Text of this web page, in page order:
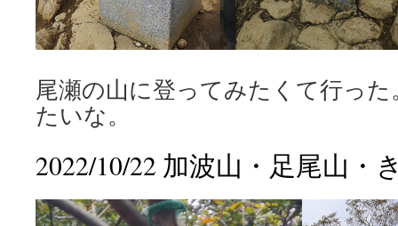
尾瀬の山に登ってみたくて行っ
たいな。
2022/10/22 加波山・足尾山・